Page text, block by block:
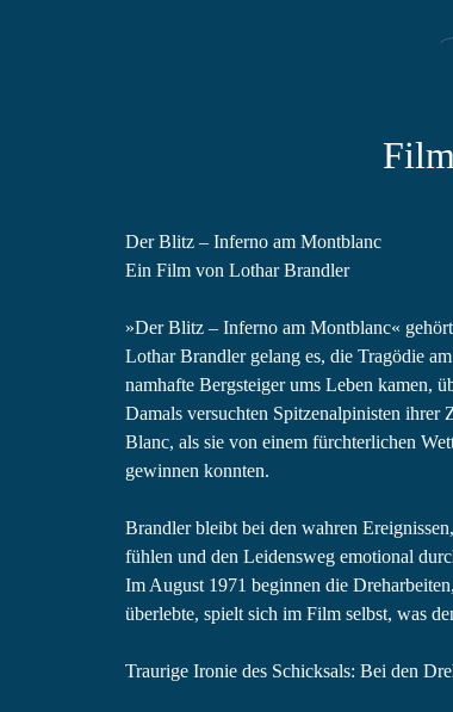
Der Blitz – Inferno am Montblanc
Ein Film von Lothar Brandler
»Der Blitz – Inferno am Montblanc«
Lothar Brandler gelang es, die Tragödie
namhafte Bergsteiger ums Leben kamen,
Damals versuchten Spitzenalpinisten ihrer
Blanc, als sie von einem fürchterlichen
gewinnen konnten.
Brandler bleibt bei den wahren
fühlen und den Leidensweg emotional
Im August 1971 beginnen die
überlebte, spielt sich im Film selbst, was
Traurige Ironie des Schicksals: Bei den